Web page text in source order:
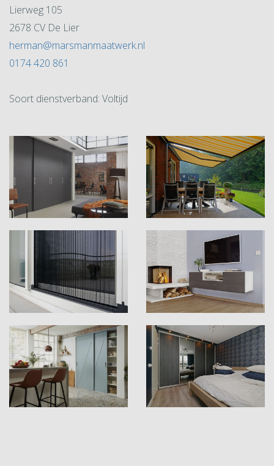
Lierweg 105
2678 CV De Lier
herman@marsmanmaatwerk.nl
0174 420 861
Soort dienstverband: Voltijd